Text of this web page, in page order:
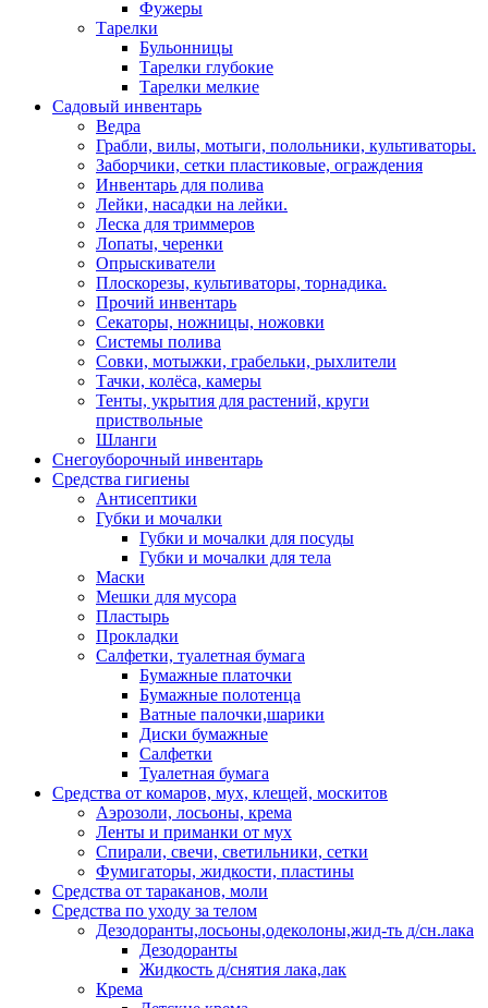
Фужеры
Тарелки
Бульонницы
Тарелки глубокие
Тарелки мелкие
Садовый инвентарь
Ведра
Грабли, вилы, мотыги, полольники, культиваторы.
Заборчики, сетки пластиковые, ограждения
Инвентарь для полива
Лейки, насадки на лейки.
Леска для триммеров
Лопаты, черенки
Опрыскиватели
Плоскорезы, культиваторы, торнадика.
Прочий инвентарь
Секаторы, ножницы, ножовки
Системы полива
Совки, мотыжки, грабельки, рыхлители
Тачки, колёса, камеры
Тенты, укрытия для растений, круги
приствольные
Шланги
Снегоуборочный инвентарь
Средства гигиены
Антисептики
Губки и мочалки
Губки и мочалки для посуды
Губки и мочалки для тела
Маски
Мешки для мусора
Пластырь
Прокладки
Салфетки, туалетная бумага
Бумажные платочки
Бумажные полотенца
Ватные палочки,шарики
Диски бумажные
Салфетки
Туалетная бумага
Средства от комаров, мух, клещей, москитов
Аэрозоли, лосьоны, крема
Ленты и приманки от мух
Спирали, свечи, светильники, сетки
Фумигаторы, жидкости, пластины
Средства от тараканов, моли
Средства по уходу за телом
Дезодоранты,лосьоны,одеколоны,жид-ть д/сн.лака
Дезодоранты
Жидкость д/снятия лака,лак
Крема